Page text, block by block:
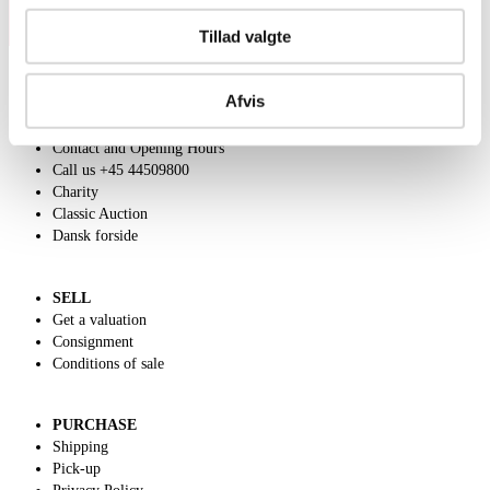
Tillad valgte
Afvis
ABOUT US
Contact and Opening Hours
Call us +45 44509800
Charity
Classic Auction
Dansk forside
SELL
Get a valuation
Consignment
Conditions of sale
PURCHASE
Shipping
Pick-up